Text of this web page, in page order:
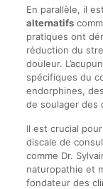
En parallèle, il
alternatifs
pratiques ont
réduction du
douleur.
spécifiques du
endorphines,
de soulager des
Il est crucial
discale de
comme Dr.
naturopathie et
fondateur des